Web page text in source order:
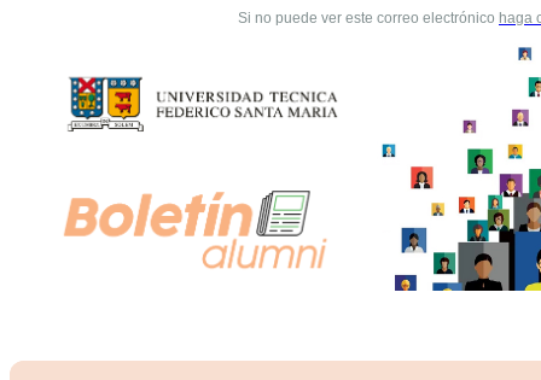
Si no puede ver este correo electrónico haga